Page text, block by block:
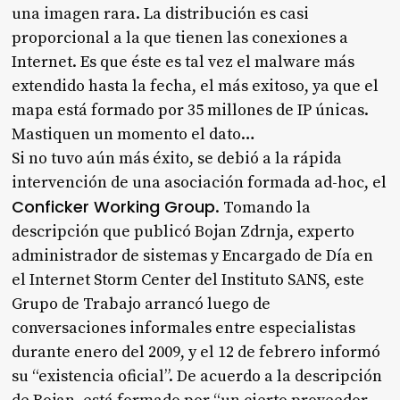
una imagen rara. La distribución es casi
proporcional a la que tienen las conexiones a
Internet. Es que éste es tal vez el malware más
extendido hasta la fecha, el más exitoso, ya que el
mapa está formado por 35 millones de IP únicas.
Mastiquen un momento el dato…
Si no tuvo aún más éxito, se debió a la rápida
intervención de una asociación formada ad-hoc, el
Conficker Working Group. Tomando la
descripción que publicó Bojan Zdrnja, experto
administrador de sistemas y Encargado de Día en
el Internet Storm Center del Instituto SANS, este
Grupo de Trabajo arrancó luego de
conversaciones informales entre especialistas
durante enero del 2009, y el 12 de febrero informó
su “existencia oficial”. De acuerdo a la descripción